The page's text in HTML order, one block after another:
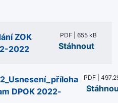
ZOK
2022
PDF | 655 kB
Stáhnout
DPOK 2022-
PDF |